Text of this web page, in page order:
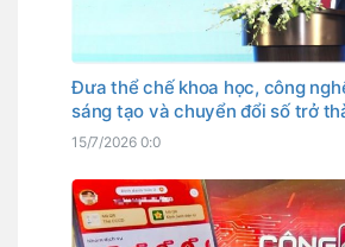
Đưa thể chế khoa học, công
sáng tạo và chuyển đổi số trở
phát triển
15/7/2026 0:0